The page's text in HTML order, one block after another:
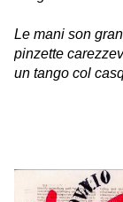
Le mani son
pinzette
un tango col